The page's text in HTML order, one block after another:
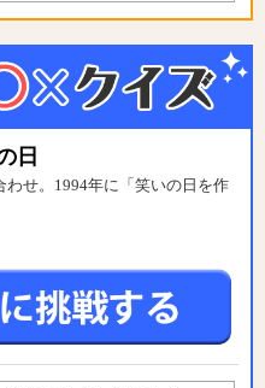
日
わせ。1994年に「笑いの日を作